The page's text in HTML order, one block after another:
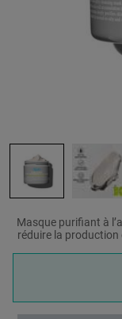
Masque purifiant à
réduire la production